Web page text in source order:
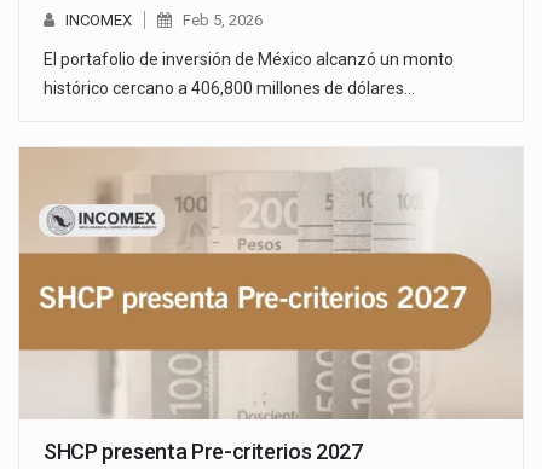
INCOMEX Feb 5, 2026
El portafolio de inversión de México alcanzó un monto
histórico cercano a 406,800 millones de dólares…
SHCP presenta Pre-criterios 2027